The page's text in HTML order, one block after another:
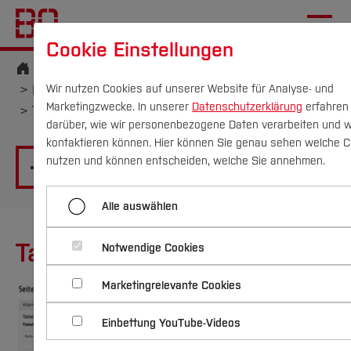
Campus Personen DE|EN Quicklinks
Studium
Studienangebote
Bachelorstudiengänge
Masterstudiengänge
Schwerpunkte
Vor dem Studium
Bewerben & Einschreiben
Bewerbungsportal
Im Studium
Studienbüros und Prüfungen
Nach dem Studium
Forschung & Transfer
Profil
Forschungs- und Transferprofil
Beratung & Förderung
Nachhaltigkeit
Nachhaltigkeit studieren
International
Hochschulkommunikation
Tabellen
Tabellen als Inhaltselement
Menü aufklappen
RTE-Tabellen
Tabellen als Inhaltselement
Tabellen (Inhaltselement)
Cookie Einstellungen
Wir nutzen Cookies auf unserer Website für Analyse- und
Marketingzwecke. In unserer Datenschutzerklärung erfahren
darüber, wie wir personenbezogene Daten verarbeiten und
kontaktieren können. Hier können Sie genau sehen welche
nutzen und können entscheiden, welche Sie annehmen.
Alle auswählen
Notwendige Cookies
Marketingrelevante Cookies
Einbettung YouTube-Videos